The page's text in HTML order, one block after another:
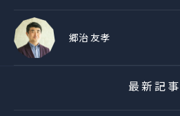
郷治 友孝
最新記事